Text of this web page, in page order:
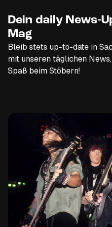
Dein daily News-
Mag
Bleib stets up-to-date in
mit unseren täglichen
Spaß beim Stöbern!